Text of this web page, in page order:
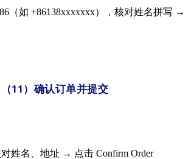
如 +86138xxxxxxx），核对姓名拼写 →
（11）确认订单并提交
名、地址 → 点击 Confirm Order